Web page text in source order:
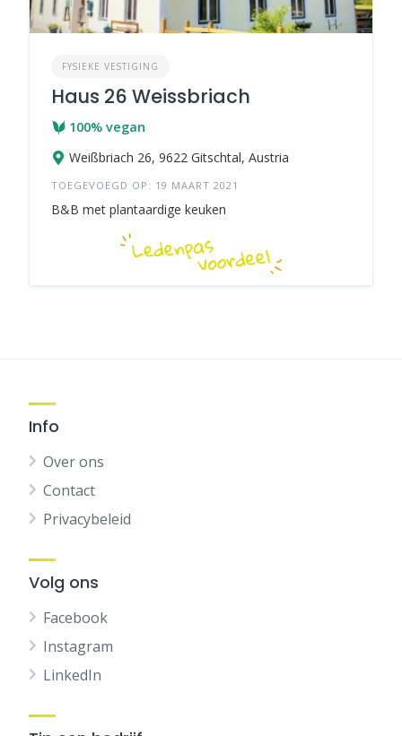
FYSIEKE VESTIGING
Haus 26 Weissbriach
100% vegan
Weißbriach 26, 9622 Gitschtal, Austria
TOEGEVOEGD OP: 19 MAART 2021
B&B met plantaardige keuken
Info
Over ons
Contact
Privacybeleid
Volg ons
Facebook
Instagram
LinkedIn